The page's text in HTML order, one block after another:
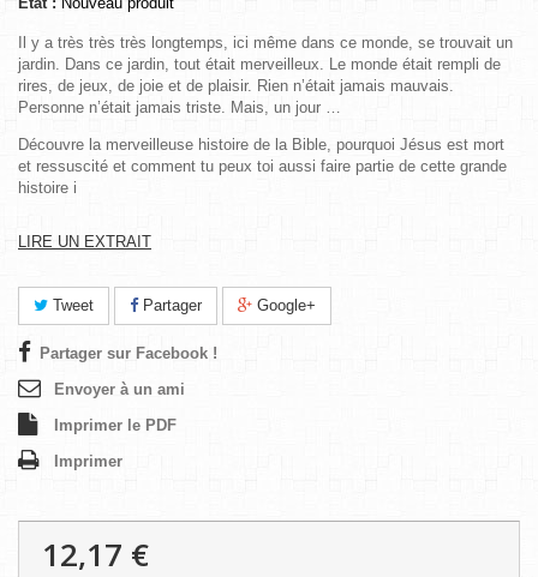
Il y a très très très longtemps, ici même dans ce monde, se trouvait un
jardin. Dans ce jardin, tout était merveilleux. Le monde était rempli de
rires, de jeux, de joie et de plaisir. Rien n’était jamais mauvais.
Personne n’était jamais triste. Mais, un jour …
Découvre la merveilleuse histoire de la Bible, pourquoi Jésus est mort
et ressuscité et comment tu peux toi aussi faire partie de cette grande
histoire i
LIRE UN EXTRAIT
Tweet Partager Google+
Partager sur Facebook !
Envoyer à un ami
Imprimer le PDF
Imprimer
12,17 €